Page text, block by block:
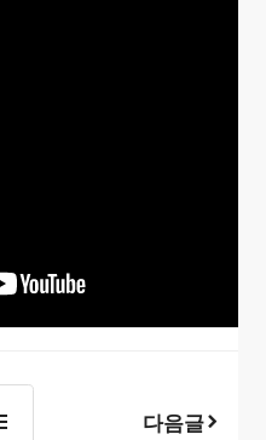
다음글